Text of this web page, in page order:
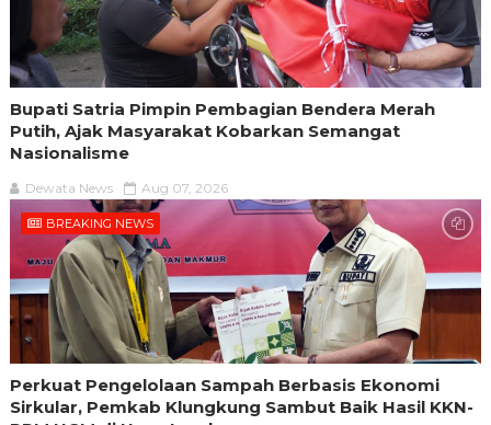
Bupati Satria Pimpin Pembagian Bendera Merah
Putih, Ajak Masyarakat Kobarkan Semangat
Nasionalisme
Dewata News Aug 07, 2026
BREAKING NEWS
Perkuat Pengelolaan Sampah Berbasis Ekonomi
Sirkular, Pemkab Klungkung Sambut Baik Hasil KKN-